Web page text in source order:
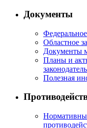
Документы
Областное
Документы
Планы и
Полезная